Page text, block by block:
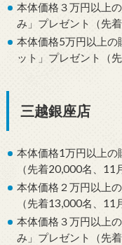
本体価格３万円以上
み」プレゼント（先
本体価格5万円以上の
ット」プレゼント（
三越銀座店
本体価格1万円以上の
（先着20,000名、11
本体価格２万円以上
（先着13,000名、11
本体価格３万円以上
み」プレゼント（先